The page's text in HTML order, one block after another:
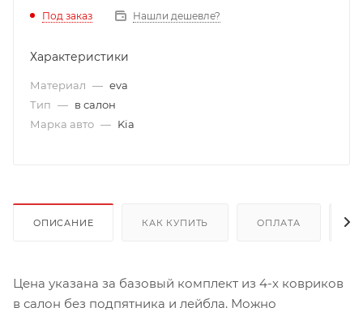
Под заказ Нашли дешевле?
Характеристики
Материал — eva
Тип — в салон
Марка авто — Kia
ОПИСАНИЕ КАК КУПИТЬ ОПЛАТА
Цена указана за базовый комплект из 4-х ковриков
в салон без подпятника и лейбла. Можно